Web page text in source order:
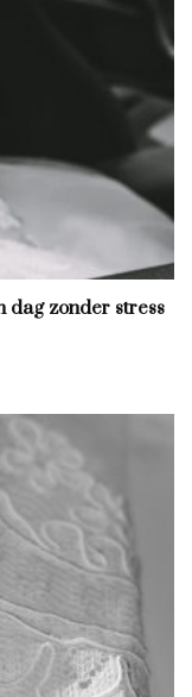
dag zonder stress